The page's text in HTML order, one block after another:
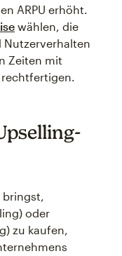
ARPU erhöht.
wählen, die
Nutzerverhalten
Zeiten mit
rechtfertigen.
bringst,
oder
zu kaufen,